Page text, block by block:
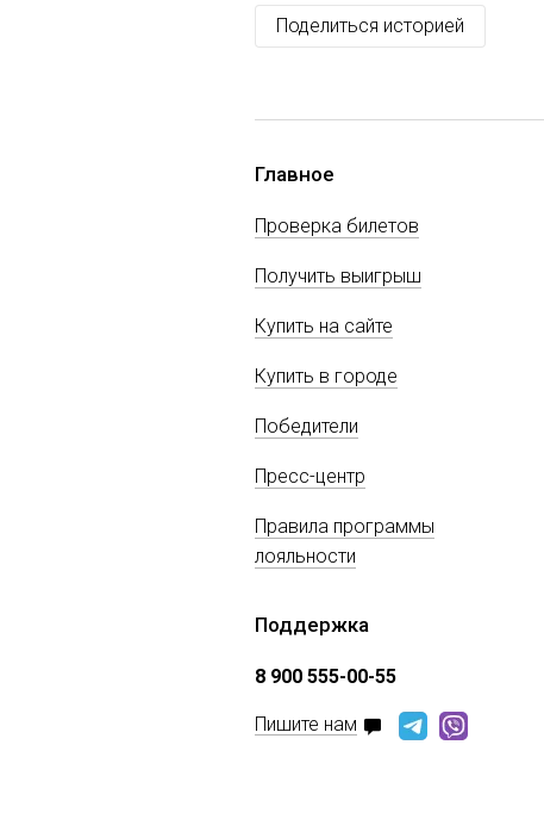
Поделиться историей
Главное
Проверка билетов
Получить выигрыш
Купить на сайте
Купить в городе
Победители
Пресс-центр
Правила программы
лояльности
Поддержка
8 900 555-00-55
Пишите нам